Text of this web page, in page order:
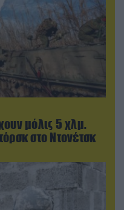
μόλις 5 χλμ.
στο Ντονέτσκ